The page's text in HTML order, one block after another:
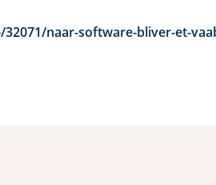
naar-software-bliver-et-